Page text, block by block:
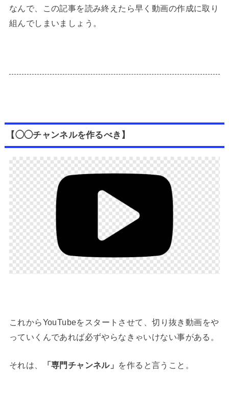
なんで、この記事を読み終えたら早く動画の作成に取り
組んでしまいましょう。
【◯◯チャンネルを作るべき】
これからYouTubeをスタートさせて、切り抜き動画をや
っていくんであれば必ずやらなきゃいけない事がある。
それは、 「専門チャンネル」 を作ると言うこと。